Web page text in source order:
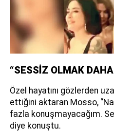
“SESSİZ OLMAK
Özel hayatını gözlerden
ettiğini aktaran Mosso,
fazla konuşmayacağım.
diye konuştu.